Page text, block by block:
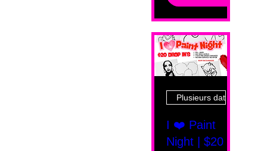
Plusieurs dates
I ❤️ Paint
Night | $20